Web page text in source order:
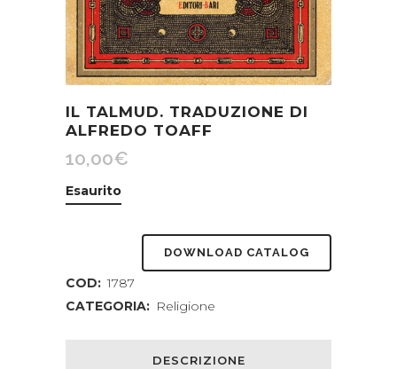
IL TALMUD. TRADUZIONE DI
ALFREDO TOAFF
10,00€
Esaurito
DOWNLOAD CATALOG
COD: 1787
CATEGORIA: Religione
DESCRIZIONE